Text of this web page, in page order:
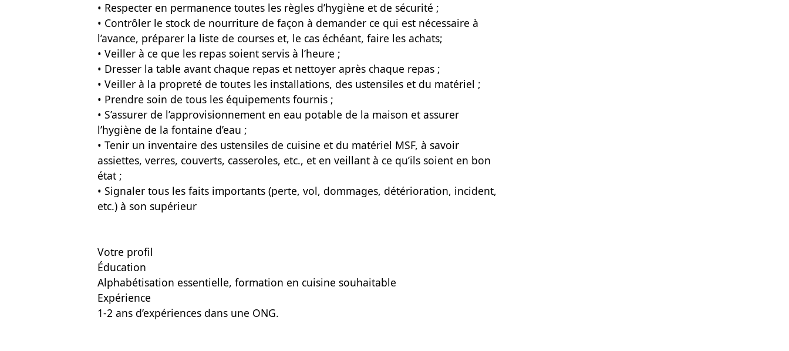
• Respecter en permanence toutes les règles d’hygiène et de sécurité ;
• Contrôler le stock de nourriture de façon à demander ce qui est nécessaire à
l’avance, préparer la liste de courses et, le cas échéant, faire les achats;
• Veiller à ce que les repas soient servis à l’heure ;
• Dresser la table avant chaque repas et nettoyer après chaque repas ;
• Veiller à la propreté de toutes les installations, des ustensiles et du matériel ;
• Prendre soin de tous les équipements fournis ;
• S’assurer de l’approvisionnement en eau potable de la maison et assurer
l’hygiène de la fontaine d’eau ;
• Tenir un inventaire des ustensiles de cuisine et du matériel MSF, à savoir
assiettes, verres, couverts, casseroles, etc., et en veillant à ce qu’ils soient en bon
état ;
• Signaler tous les faits importants (perte, vol, dommages, détérioration, incident,
etc.) à son supérieur
Votre profil
Éducation
Alphabétisation essentielle, formation en cuisine souhaitable
Expérience
1-2 ans d’expériences dans une ONG.